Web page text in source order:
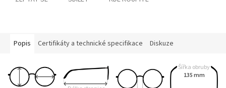
Popis Certifikáty a technické specifikace Diskuze
Šířka obruby
135 mm